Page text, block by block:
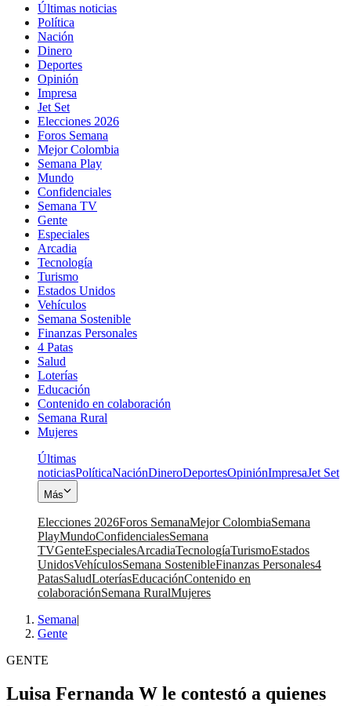
Últimas noticias
Política
Nación
Dinero
Deportes
Opinión
Impresa
Jet Set
Elecciones 2026
Foros Semana
Mejor Colombia
Semana Play
Mundo
Confidenciales
Semana TV
Gente
Especiales
Arcadia
Tecnología
Turismo
Estados Unidos
Vehículos
Semana Sostenible
Finanzas Personales
4 Patas
Salud
Loterías
Educación
Contenido en colaboración
Semana Rural
Mujeres
Últimas
noticiasPolíticaNaciónDineroDeportesOpiniónImpresaJet Set
Más
Elecciones 2026Foros SemanaMejor ColombiaSemana
PlayMundoConfidencialesSemana
TVGenteEspecialesArcadiaTecnologíaTurismoEstados
UnidosVehículosSemana SostenibleFinanzas Personales4
PatasSaludLoteríasEducaciónContenido en
colaboraciónSemana RuralMujeres
Semana|
Gente
GENTE
Luisa Fernanda W le contestó a quienes